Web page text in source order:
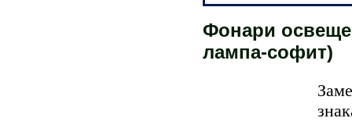
Фонари
лампа-софит)